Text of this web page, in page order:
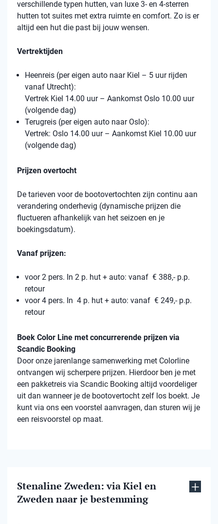
verschillende typen hutten, van luxe 3- en 4-sterren
hutten tot suites met extra ruimte en comfort. Zo is er
altijd een hut die past bij jouw wensen.
Vertrektijden
Heenreis (per eigen auto naar Kiel – 5 uur rijden
vanaf Utrecht):
Vertrek Kiel 14.00 uur – Aankomst Oslo 10.00 uur
(volgende dag)
Terugreis (per eigen auto naar Oslo):
Vertrek: Oslo 14.00 uur – Aankomst Kiel 10.00 uur
(volgende dag)
Prijzen overtocht
De tarieven voor de bootovertochten zijn continu aan
verandering onderhevig (dynamische prijzen die
fluctueren afhankelijk van het seizoen en je
boekingsdatum).
Vanaf prijzen:
voor 2 pers. In 2 p. hut + auto: vanaf € 388,- p.p.
retour
voor 4 pers. In 4 p. hut + auto: vanaf € 249,- p.p.
retour
Boek Color Line met concurrerende prijzen via
Scandic Booking
Door onze jarenlange samenwerking met Colorline
ontvangen wij scherpere prijzen. Hierdoor ben je met
een pakketreis via Scandic Booking altijd voordeliger
uit dan wanneer je de bootovertocht zelf los boekt. Je
kunt via ons een voorstel aanvragen, dan sturen wij je
een reisvoorstel op maat.
Stenaline Zweden: via Kiel en
Zweden naar je bestemming